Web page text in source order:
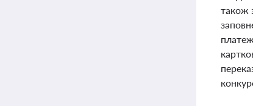
також